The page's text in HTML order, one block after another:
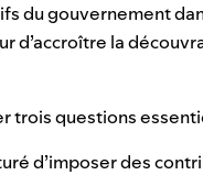
gouvernement
d’accroître la
trois questions
d’imposer des